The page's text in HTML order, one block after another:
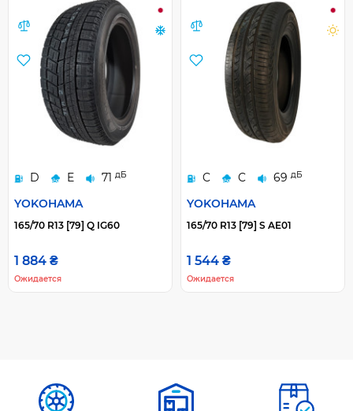
D E 71 дБ
YOKOHAMA
165/70 R13 [79] Q IG60
1 884 ₴
Ожидается
C C 69 дБ
YOKOHAMA
165/70 R13 [79] S AE01
1 544 ₴
Ожидается